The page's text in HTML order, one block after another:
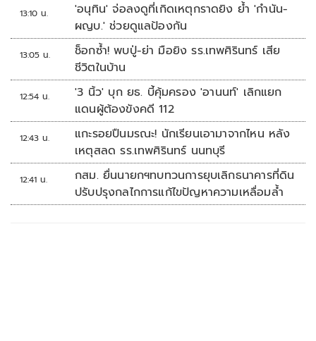
13:10 น.
'อนุทิน' จ่อลงดูที่เกิดเหตุกราดยิง ย้ำ 'กำนัน-
ผญบ.' ช่วยดูแลป้องกัน
13:05 น.
ช็อกซ้ำ! พบปู่-ย่า มือยิง รร.เทพศิรินทร์ เสีย
ชีวิตในบ้าน
12:54 น.
'3 นิ้ว' บุก ยธ. บี้คุ้มครอง 'อานนท์' เลิกแยก
แดนผู้ต้องขังคดี 112
12:43 น.
แกะรอยปืนมรณะ! นักเรียนเอามาจากไหน หลัง
เหตุสลด รร.เทพศิรินทร์ นนทบุรี
12:41 น.
กสม. ยื่นนายกฯทบทวนการยุบเลิกธนาคารที่ดิน
ปรับปรุงกลไกการแก้ไขปัญหาความเหลื่อมล้ำ